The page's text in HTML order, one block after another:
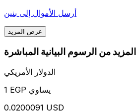
أرسل الأموال إلى بنين
عرض المزيد
الدولار الأمريكي
1 EGP يساوي
0.0200091 USD